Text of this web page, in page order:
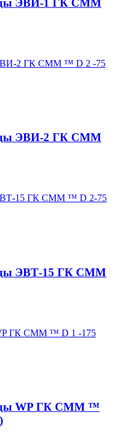
ЭВИ-1 ГК СММ
ЭВИ-2 ГК СММ
ЭВТ-15 ГК СММ
WP ГК СММ ™